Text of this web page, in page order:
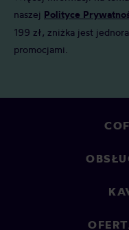
naszej Polityce
199 zł, zniżka jest
promocjami.